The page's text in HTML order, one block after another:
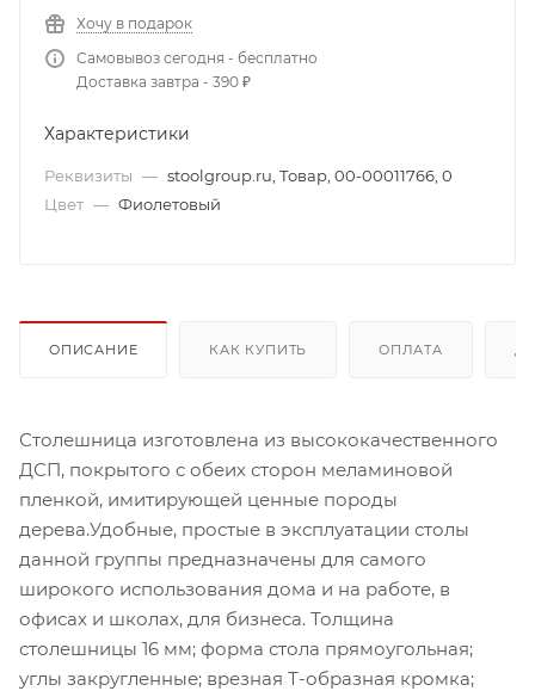
Хочу в подарок
Самовывоз сегодня - бесплатно
Доставка завтра - 390 ₽
Характеристики
Реквизиты — stoolgroup.ru, Товар, 00-00011766, 0
Цвет — Фиолетовый
ОПИСАНИЕ КАК КУПИТЬ ОПЛАТА
Столешница изготовлена из высококачественного
ДСП, покрытого с обеих сторон меламиновой
пленкой, имитирующей ценные породы
дерева.Удобные, простые в эксплуатации столы
данной группы предназначены для самого
широкого использования дома и на работе, в
офисах и школах, для бизнеса. Толщина
столешницы 16 мм; форма стола прямоугольная;
углы закругленные; врезная Т-образная кромка;